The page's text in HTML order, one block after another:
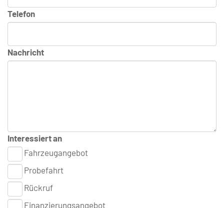
Telefon
Nachricht
Interessiert an
Fahrzeugangebot
Probefahrt
Rückruf
Finanzierungsangebot